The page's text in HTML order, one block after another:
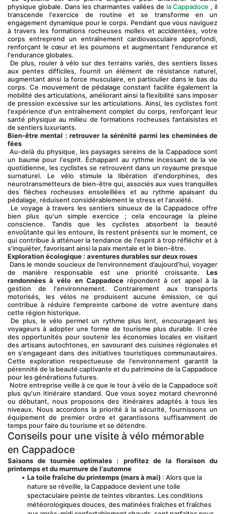
physique globale. Dans les charmantes vallées de la Cappadoce , il
transcende l'exercice de routine et se transforme en un
engagement dynamique pour le corps. Pendant que vous naviguez
à travers les formations rocheuses molles et accidentées, votre
corps entreprend un entraînement cardiovasculaire approfondi,
renforçant le cœur et les poumons et augmentant l'endurance et
l'endurance globales.
aux pentes difficiles, fournit un élément de résistance naturel,
augmentant ainsi la force musculaire, en particulier dans le bas du
corps. Ce mouvement de pédalage constant facilite également la
mobilité des articulations, améliorant ainsi la flexibilité sans imposer
de pression excessive sur les articulations. Ainsi, les cyclistes font
l'expérience d'un entraînement complet du corps, renforçant leur
santé physique au milieu de formations rocheuses fantaisistes et
de sentiers luxuriants.
Bien-être mental : retrouver la sérénité parmi les cheminées de
fées
Au-delà du physique, les paysages sereins de la Cappadoce sont
un baume pour l'esprit. Échappant au rythme incessant de la vie
quotidienne, les cyclistes se retrouvent dans un royaume presque
surnaturel. Le vélo stimule la libération d'endorphines, des
neurotransmetteurs de bien-être qui, associés aux vues tranquilles
des flèches rocheuses ensoleillées et au rythme apaisant du
pédalage, réduisent considérablement le stress et l'anxiété.
bien plus qu'un simple exercice ; cela encourage la pleine
conscience. Tandis que les cyclistes absorbent la beauté
envoûtante qui les entoure, ils restent présents sur le moment, ce
qui contribue à atténuer la tendance de l'esprit à trop réfléchir et à
s'inquiéter, favorisant ainsi la paix mentale et le bien-être.
Exploration écologique : aventures durables sur deux roues
de manière responsable est une priorité croissante. Les
randonnées à vélo en Cappadoce répondent à cet appel à la
gestion de l'environnement. Contrairement aux transports
motorisés, les vélos ne produisent aucune émission, ce qui
contribue à réduire l'empreinte carbone de votre aventure dans
cette région historique.
voyageurs à adopter une forme de tourisme plus durable. Il crée
des opportunités pour soutenir les économies locales en visitant
des artisans autochtones, en savourant des cuisines régionales et
en s'engageant dans des initiatives touristiques communautaires.
Cette exploration respectueuse de l'environnement garantit la
pérennité de la beauté captivante et du patrimoine de la Cappadoce
pour les générations futures.
plus qu'un itinéraire standard. Que vous soyez motard chevronné
ou débutant, nous proposons des itinéraires adaptés à tous les
niveaux. Nous accordons la priorité à la sécurité, fournissons un
équipement de premier ordre et garantissons suffisamment de
temps pour faire du tourisme et se détendre.
Conseils pour une visite à vélo mémorable
en Cappadoce
Saisons de tournée optimales : profitez de la floraison du
printemps et du murmure de l'automne
La toile fraîche du printemps (mars à mai) : Alors que la
nature se réveille, la Cappadoce devient une toile
spectaculaire peinte de teintes vibrantes. Les conditions
météorologiques douces, des matinées fraîches et fraîches